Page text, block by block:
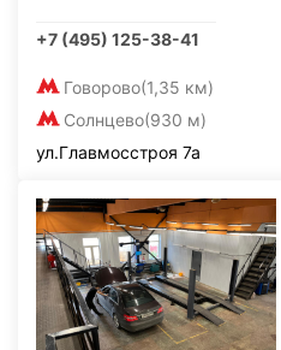
+7 (495) 125-38-41
Говорово(1,35 км)
Солнцево(930 м)
ул.Главмосстроя 7а